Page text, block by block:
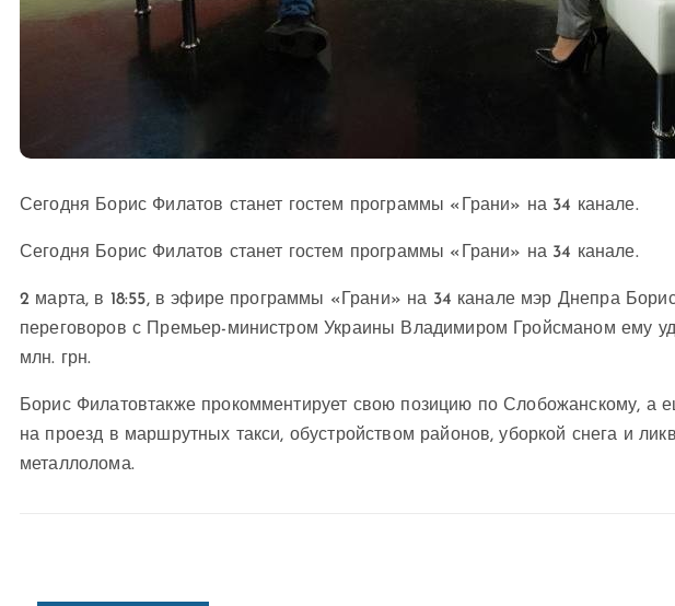
Сегодня Борис Филатов станет гостем программы «Грани» на 34 канале.
Сегодня Борис Филатов станет гостем программы «Грани» на 34 канале.
2 марта, в 18:55, в эфире программы «Грани» на 34 канале мэр Днепра
переговоров с Премьер-министром Украины Владимиром Гройсманом ему
млн. грн.
Борис Филатовтакже прокомментирует свою позицию по Слобожанскому, а
на проезд в маршрутных такси, обустройством районов, уборкой снега и
металлолома.